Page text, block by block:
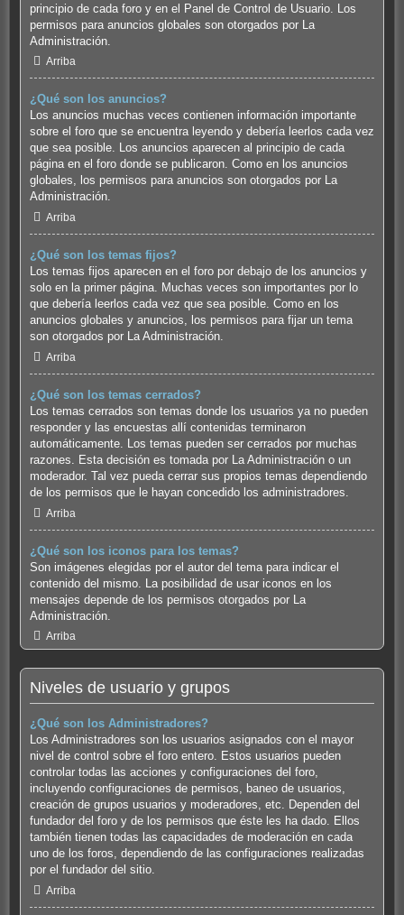
principio de cada foro y en el Panel de Control de Usuario. Los
permisos para anuncios globales son otorgados por La
Administración.
Arriba
¿Qué son los anuncios?
Los anuncios muchas veces contienen información importante
sobre el foro que se encuentra leyendo y debería leerlos cada vez
que sea posible. Los anuncios aparecen al principio de cada
página en el foro donde se publicaron. Como en los anuncios
globales, los permisos para anuncios son otorgados por La
Administración.
Arriba
¿Qué son los temas fijos?
Los temas fijos aparecen en el foro por debajo de los anuncios y
solo en la primer página. Muchas veces son importantes por lo
que debería leerlos cada vez que sea posible. Como en los
anuncios globales y anuncios, los permisos para fijar un tema
son otorgados por La Administración.
Arriba
¿Qué son los temas cerrados?
Los temas cerrados son temas donde los usuarios ya no pueden
responder y las encuestas allí contenidas terminaron
automáticamente. Los temas pueden ser cerrados por muchas
razones. Esta decisión es tomada por La Administración o un
moderador. Tal vez pueda cerrar sus propios temas dependiendo
de los permisos que le hayan concedido los administradores.
Arriba
¿Qué son los iconos para los temas?
Son imágenes elegidas por el autor del tema para indicar el
contenido del mismo. La posibilidad de usar iconos en los
mensajes depende de los permisos otorgados por La
Administración.
Arriba
Niveles de usuario y grupos
¿Qué son los Administradores?
Los Administradores son los usuarios asignados con el mayor
nivel de control sobre el foro entero. Estos usuarios pueden
controlar todas las acciones y configuraciones del foro,
incluyendo configuraciones de permisos, baneo de usuarios,
creación de grupos usuarios y moderadores, etc. Dependen del
fundador del foro y de los permisos que éste les ha dado. Ellos
también tienen todas las capacidades de moderación en cada
uno de los foros, dependiendo de las configuraciones realizadas
por el fundador del sitio.
Arriba